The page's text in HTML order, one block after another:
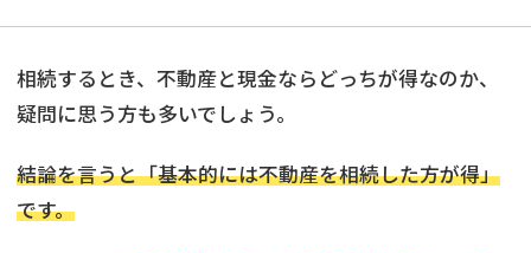
相続するとき、不動産と現金ならどっちが得なのか、
疑問に思う方も多いでしょう。
結論を言うと「基本的には不動産を相続した方が得」
です。